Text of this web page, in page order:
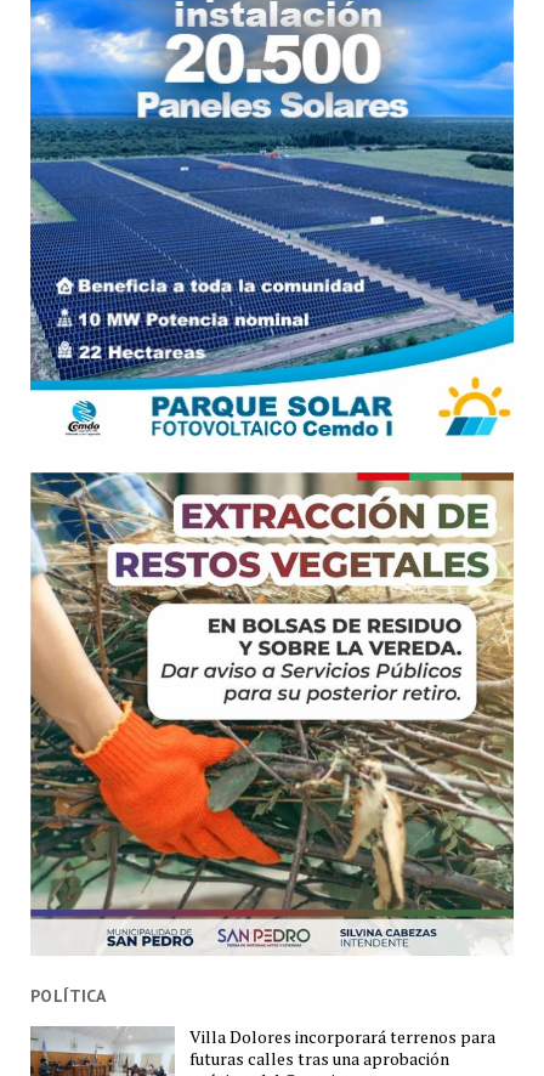
POLÍTICA
Villa Dolores incorporará terrenos para
futuras calles tras una aprobación